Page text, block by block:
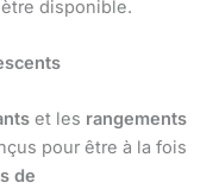
disponible.
et les rangements
pour être à la fois
de